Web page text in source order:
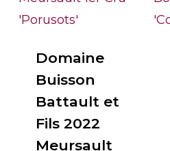
Domaine
Buisson
Battault et
Fils 2022
Meursault